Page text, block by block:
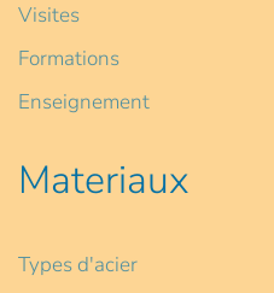
Visites
Formations
Enseignement
Materiaux
Types d'acier